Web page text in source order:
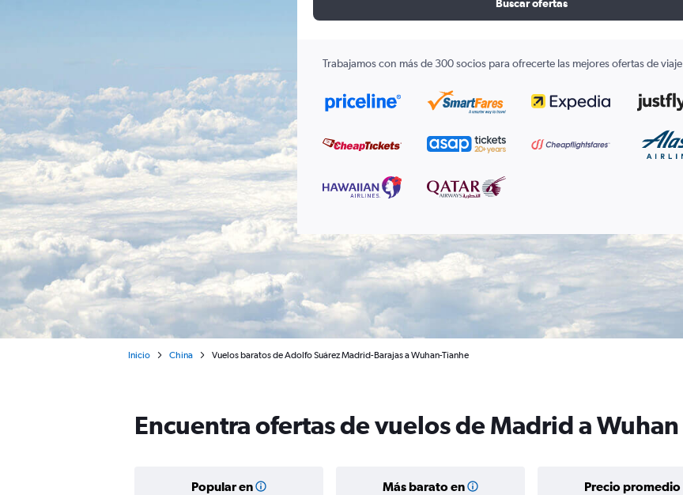
Buscar ofertas
Trabajamos con más de 300 socios para ofrecerte las mejores ofertas de viaje
Inicio China Vuelos baratos de Adolfo Suárez Madrid-Barajas a Wuhan-Tianhe
Encuentra ofertas de vuelos de Madrid a Wuhan
Popular en Más barato en Precio promedio